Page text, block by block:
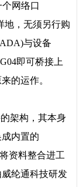
网络口
地，无须另行购
与设备
即可桥接上
的运作。
架构，其本身
内置的
资料整合进工
纶通科技研发